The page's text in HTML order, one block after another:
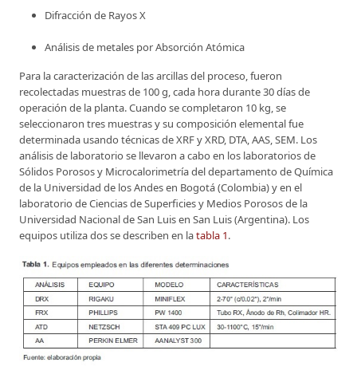
Difracción de Rayos X
Análisis de metales por Absorción Atómica
Para la caracterización de las arcillas del proceso, fueron
recolectadas muestras de 100 g, cada hora durante 30 días de
operación de la planta. Cuando se completaron 10 kg, se
seleccionaron tres muestras y su composición elemental fue
determinada usando técnicas de XRF y XRD, DTA, AAS, SEM. Los
análisis de laboratorio se llevaron a cabo en los laboratorios de
Sólidos Porosos y Microcalorimetría del departamento de Química
de la Universidad de los Andes en Bogotá (Colombia) y en el
laboratorio de Ciencias de Superficies y Medios Porosos de la
Universidad Nacional de San Luis en San Luis (Argentina). Los
equipos utiliza dos se describen en latabla 1.